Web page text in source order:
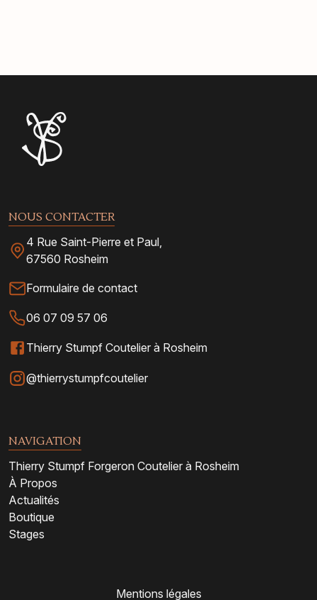
NOUS CONTACTER
4 Rue Saint-Pierre et Paul,
67560 Rosheim
Formulaire de contact
06 07 09 57 06
Thierry Stumpf Coutelier à Rosheim
@thierrystumpfcoutelier
NAVIGATION
Thierry Stumpf Forgeron Coutelier à Rosheim
À Propos
Actualités
Boutique
Stages
Mentions légales